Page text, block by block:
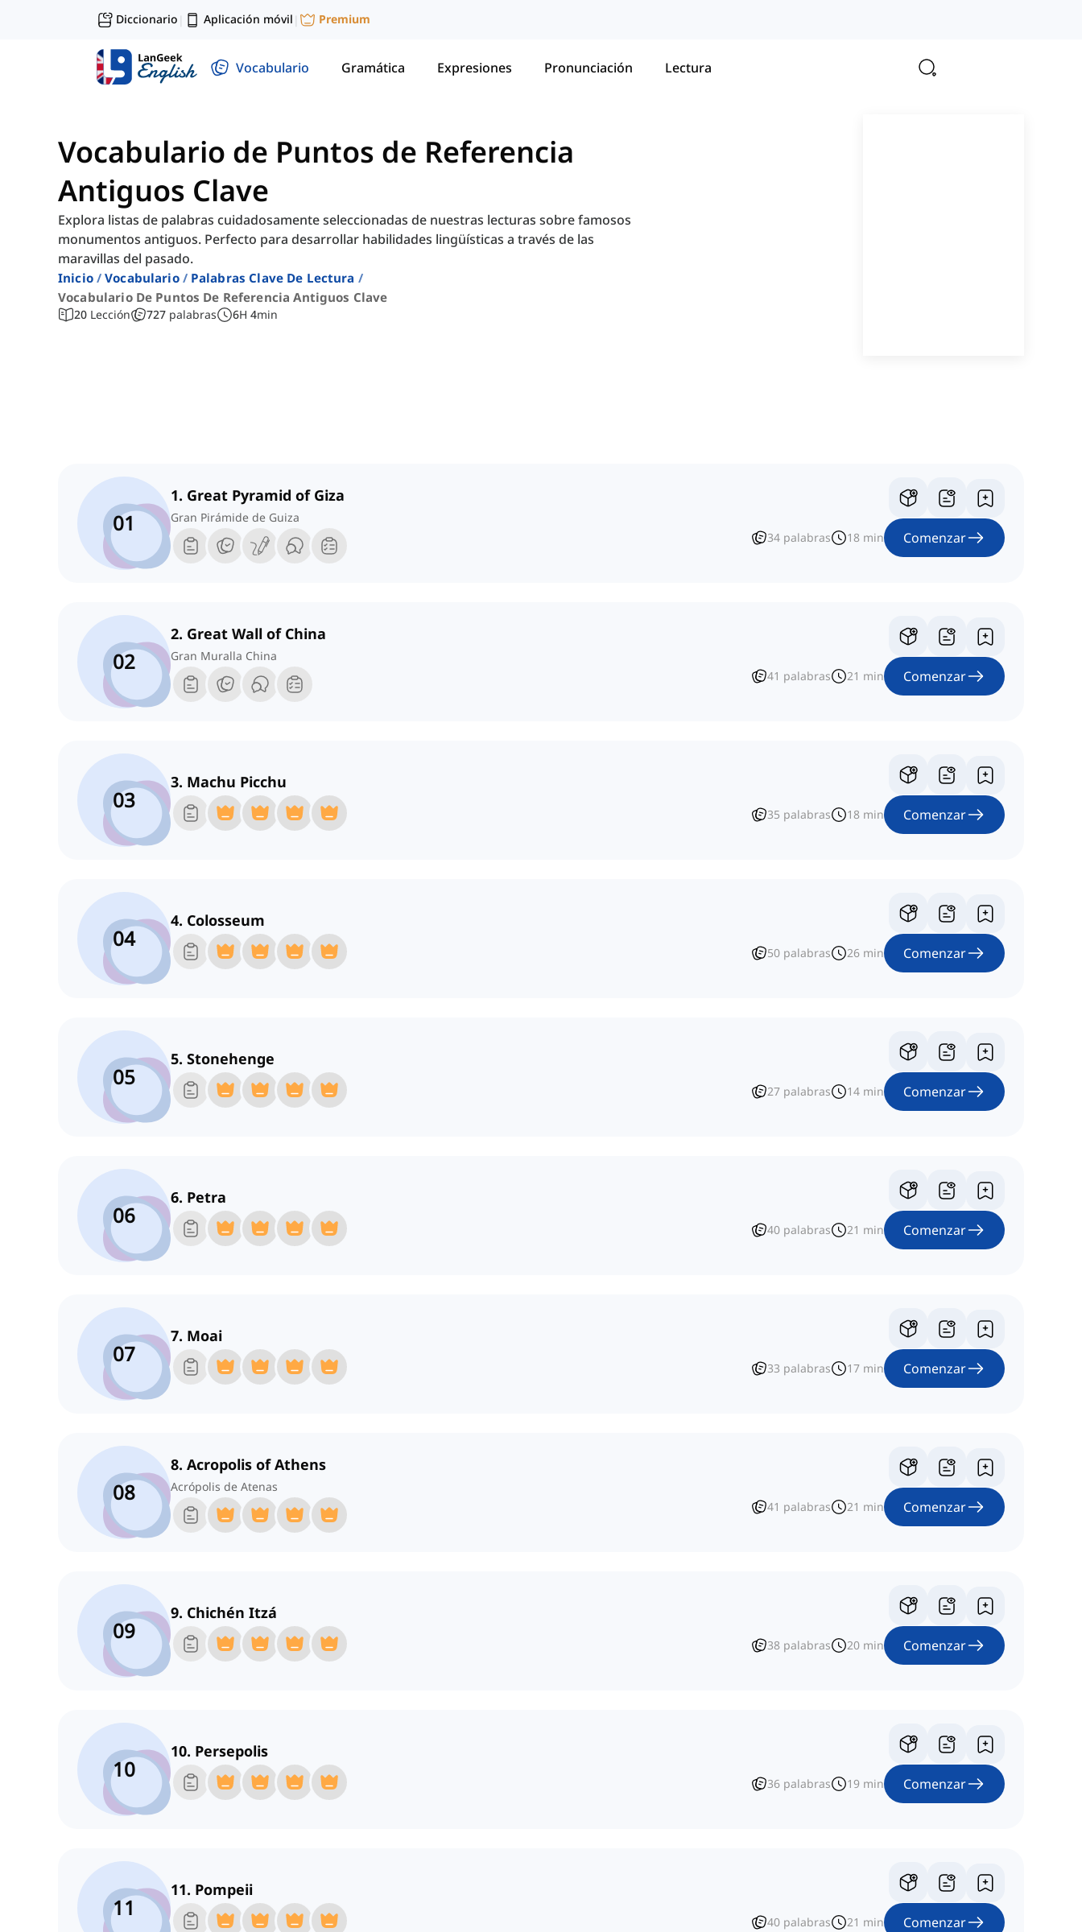
Diccionario | Aplicación móvil | Premium
Vocabulario Gramática Expresiones Pronunciación Lectura
Vocabulario de Puntos de Referencia
Antiguos Clave
Explora listas de palabras cuidadosamente seleccionadas de nuestras lecturas sobre famosos
monumentos antiguos. Perfecto para desarrollar habilidades lingüísticas a través de las
maravillas del pasado.
Inicio Vocabulario
Palabras Clave De Lectura
Vocabulario De Puntos De Referencia Antiguos Clave
20 Lección 727 palabras 6H 4min
01
1. Great Pyramid of Giza
Gran Pirámide de Guiza
34 palabras 18 min Comenzar
02
2. Great Wall of China
Gran Muralla China
41 palabras 21 min Comenzar
03
3. Machu Picchu
35 palabras 18 min Comenzar
04
4. Colosseum
50 palabras 26 min Comenzar
05
5. Stonehenge
27 palabras 14 min Comenzar
06
6. Petra
40 palabras 21 min Comenzar
07
7. Moai
33 palabras 17 min Comenzar
08
8. Acropolis of Athens
Acrópolis de Atenas
41 palabras 21 min Comenzar
09
9. Chichén Itzá
38 palabras 20 min Comenzar
10
10. Persepolis
36 palabras 19 min Comenzar
11
11. Pompeii
40 palabras 21 min Comenzar